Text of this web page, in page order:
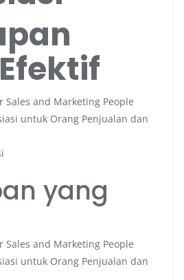
Sales and Marketing People
untuk Orang Penjualan dan
yang
Sales and Marketing People
untuk Orang Penjualan dan